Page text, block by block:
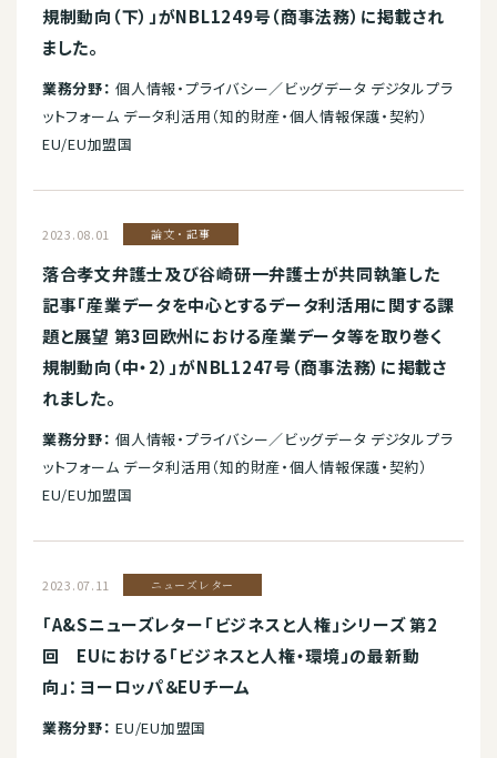
規制動向（下）」がNBL1249号（商事法務）に掲載され
ました。
業務分野： 個人情報・プライバシー／ビッグデータ デジタルプラ
ットフォーム データ利活用（知的財産・個人情報保護・契約）
EU/EU加盟国
2023.08.01 論文・記事
落合孝文弁護士及び谷崎研一弁護士が共同執筆した
記事「産業データを中心とするデータ利活用に関する課
題と展望 第3回欧州における産業データ等を取り巻く
規制動向（中・2）」がNBL1247号（商事法務）に掲載さ
れました。
業務分野： 個人情報・プライバシー／ビッグデータ デジタルプラ
ットフォーム データ利活用（知的財産・個人情報保護・契約）
EU/EU加盟国
2023.07.11 ニューズレター
「A&Sニューズレター「ビジネスと人権」シリーズ 第2
回 EUにおける「ビジネスと人権・環境」の最新動
向」：ヨーロッパ＆EUチーム
業務分野： EU/EU加盟国